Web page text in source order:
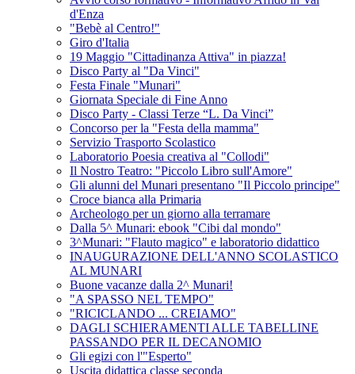
d'Enza
"Bebè al Centro!"
Giro d'Italia
19 Maggio "Cittadinanza Attiva" in piazza!
Disco Party al "Da Vinci"
Festa Finale "Munari"
Giornata Speciale di Fine Anno
Disco Party - Classi Terze “L. Da Vinci”
Concorso per la "Festa della mamma"
Servizio Trasporto Scolastico
Laboratorio Poesia creativa al "Collodi"
Il Nostro Teatro: "Piccolo Libro sull'Amore"
Gli alunni del Munari presentano "Il Piccolo principe"
Croce bianca alla Primaria
Archeologo per un giorno alla terramare
Dalla 5^ Munari: ebook "Cibi dal mondo"
3^Munari: "Flauto magico" e laboratorio didattico
INAUGURAZIONE DELL'ANNO SCOLASTICO
AL MUNARI
Buone vacanze dalla 2^ Munari!
"A SPASSO NEL TEMPO"
"RICICLANDO ... CREIAMO"
DAGLI SCHIERAMENTI ALLE TABELLINE
PASSANDO PER IL DECANOMIO
Gli egizi con l'"Esperto"
Uscita didattica classe seconda